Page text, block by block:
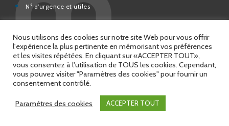
sociaux de la Ville de Saint-Chamond
© 2026 Copyright Ville de Saint-Chamond
Nous utilisons des cookies sur notre site Web pour vous offrir
l'expérience la plus pertinente en mémorisant vos préférences
et les visites répétées. En cliquant sur «ACCEPTER TOUT»,
vous consentez à l'utilisation de TOUS les cookies. Cependant,
vous pouvez visiter "Paramètres des cookies" pour fournir un
consentement contrôlé.
Paramètres des cookies ACCEPTER TOUT